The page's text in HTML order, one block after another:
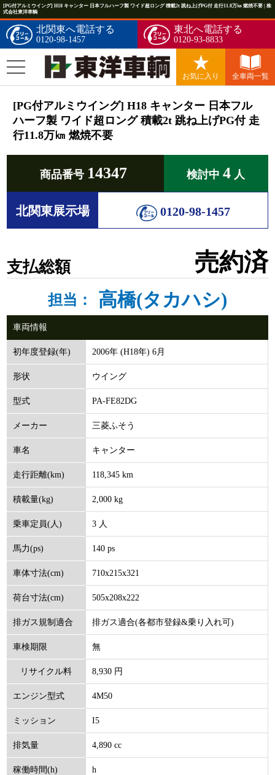
[PG付アルミウイング] H18 キャンター 日本フルハーフ製 ワイド超ロング 積載2t 跳ね上げPG付 走行11.8万㎞ 燃焼不要 | 株
式会社東洋車輌
北関東へ電話する
0120-98-1457
東北へ電話する
0120-93-8833
お気に入り 全車両一覧
[PG付アルミウイング] H18 キャンター 日本フル
ハーフ製 ワイド超ロング 積載2t 跳ね上げPG付 走
行11.8万㎞ 燃焼不要
商品番号 14347 検討中 4 人
北関東展示場 0120-98-1457
支払総額 売約済
担当： 高橋(タカハシ)
車両情報
初年度登録(年) 2006年 (H18年) 6月
形状 ウイング
型式 PA-FE82DG
メーカー 三菱ふそう
車名 キャンター
走行距離(km) 118,345 km
積載量(kg) 2,000 kg
乗車定員(人) 3 人
馬力(ps) 140 ps
車体寸法(cm) 710x215x321
荷台寸法(cm) 505x208x222
排ガス規制適合 排ガス適合(各都市登録&乗り入れ可)
車検期限 無
リサイクル料
(円)
8,930 円
エンジン型式 4M50
ミッション I5
排気量 4,890 cc
稼働時間(h) h